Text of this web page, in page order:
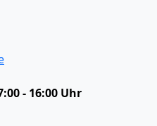
- 16:00 Uhr